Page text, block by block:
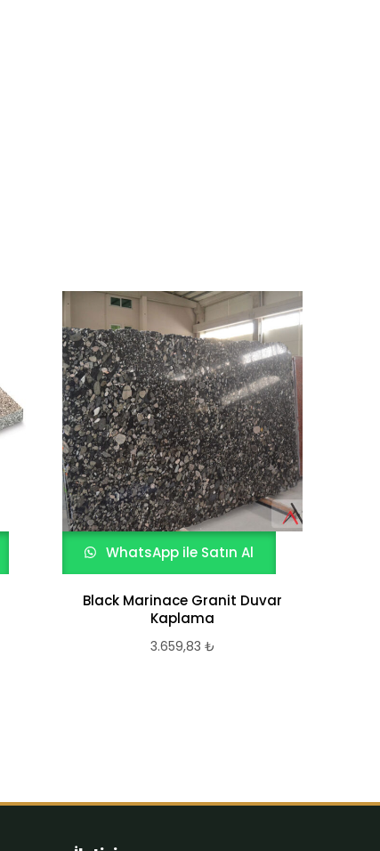
WhatsApp ile Satın Al
Black Marinace Granit Duvar
Kaplama
3.659,83 ₺